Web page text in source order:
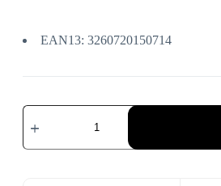
EAN13: 3260720150714
Cantitate
Maserin
3